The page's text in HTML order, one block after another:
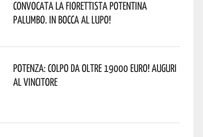
convocata la fiorettista potentina
Palumbo. In bocca al lupo!
Potenza: colpo da oltre 19000 Euro! Auguri
al vincitore